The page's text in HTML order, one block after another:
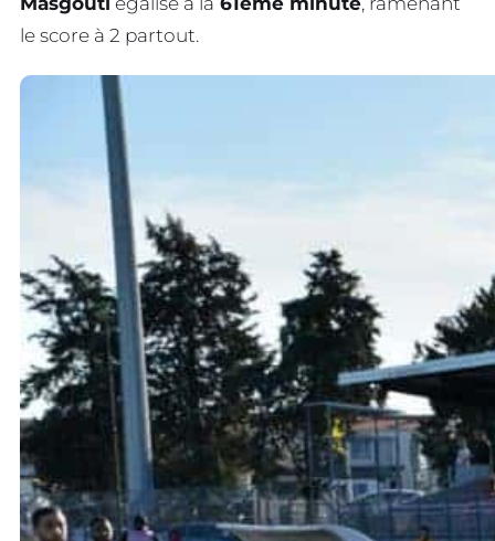
le score à 2 partout.